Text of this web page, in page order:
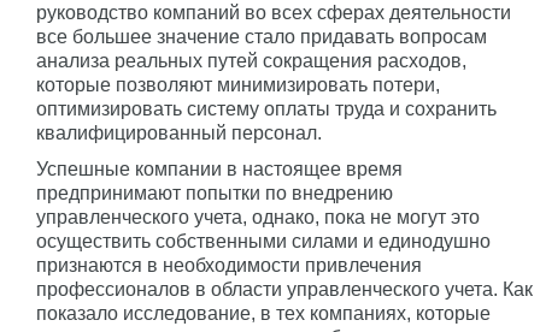
руководство компаний во всех сферах деятельности
все большее значение стало придавать вопросам
анализа реальных путей сокращения расходов,
которые позволяют минимизировать потери,
оптимизировать систему оплаты труда и сохранить
квалифицированный персонал.
Успешные компании в настоящее время
предпринимают попытки по внедрению
управленческого учета, однако, пока не могут это
осуществить собственными силами и единодушно
признаются в необходимости привлечения
профессионалов в области управленческого учета. Как
показало исследование, в тех компаниях, которые